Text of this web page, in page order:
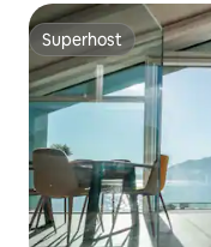
Superhost
Superhost